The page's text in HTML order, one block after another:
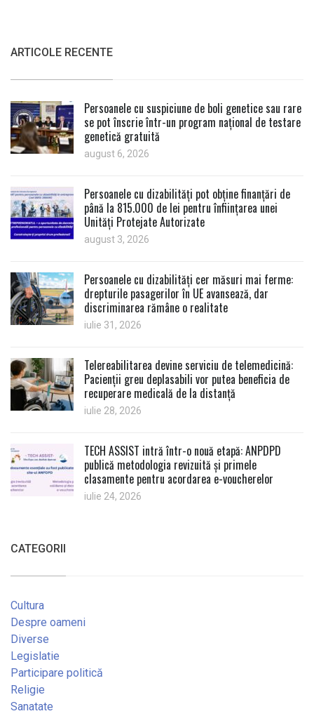
ARTICOLE RECENTE
Persoanele cu suspiciune de boli genetice sau rare
se pot înscrie într-un program național de testare
genetică gratuită
august 6, 2026
Persoanele cu dizabilități pot obține finanțări de
până la 815.000 de lei pentru înființarea unei
Unități Protejate Autorizate
august 3, 2026
Persoanele cu dizabilități cer măsuri mai ferme:
drepturile pasagerilor în UE avansează, dar
discriminarea rămâne o realitate
iulie 31, 2026
Telereabilitarea devine serviciu de telemedicină:
Pacienții greu deplasabili vor putea beneficia de
recuperare medicală de la distanță
iulie 28, 2026
TECH ASSIST intră într-o nouă etapă: ANPDPD
publică metodologia revizuită și primele
clasamente pentru acordarea e-voucherelor
iulie 24, 2026
CATEGORII
Cultura
Despre oameni
Diverse
Legislatie
Participare politică
Religie
Sanatate